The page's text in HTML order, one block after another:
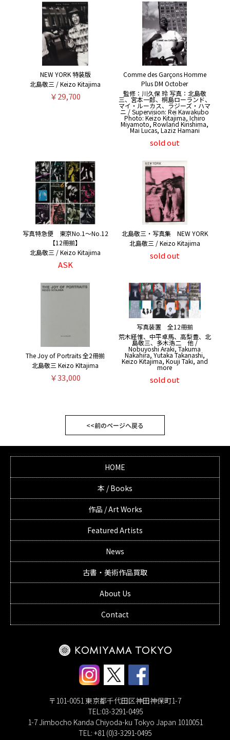
NEW YORK 特装版
北島敬三 / Keizo Kitajima
￥29,700
Comme des Garçons Homme
Plus DM October
監修：川久保 玲 写真：北島敬
三、宮本一郎、桐島ローランド、
マイ・ルーカス、ラジーズ・ハマ
ニ / Supervision: Rei Kawakubo
Photo: Keizo Kitajima, Ichiro
Miyamoto, Rowland Kirishima,
Mai Lucas, Laziz Hamani
sold out
写真特急便 東京No.1〜No.12
【12冊揃】
北島敬三 / Keizo Kitajima
ASK
北島敬三・写真集 NEW YORK
北島敬三 / Keizo Kitajima
sold out
The Joy of Portraits 全2冊揃
北島敬三 Keizo KItajima
￥33,000
写真装置 全12冊揃
荒木経惟、中平卓馬、高梨豊、北
島敬三、多木浩二 他 /
Nobuyoshi Araki, Takuma
Nakahira, Yutaka Takanashi,
Keizo Kitajima, Kouji Taki, and
more
sold out
<<前のページへ戻る
HOME
本 / Books
作品 / Art Works
Featured Artists
News
古書・美術作品買取
About Us
Contact
〒101-0051 東京都千代田区神田神保町1-7
TEL:03-3291-0495
1-7 Jimbocho Kanda Chiyoda-ku Tokyo Japan 1010051
TEL: +81 (0)3-3291-0495